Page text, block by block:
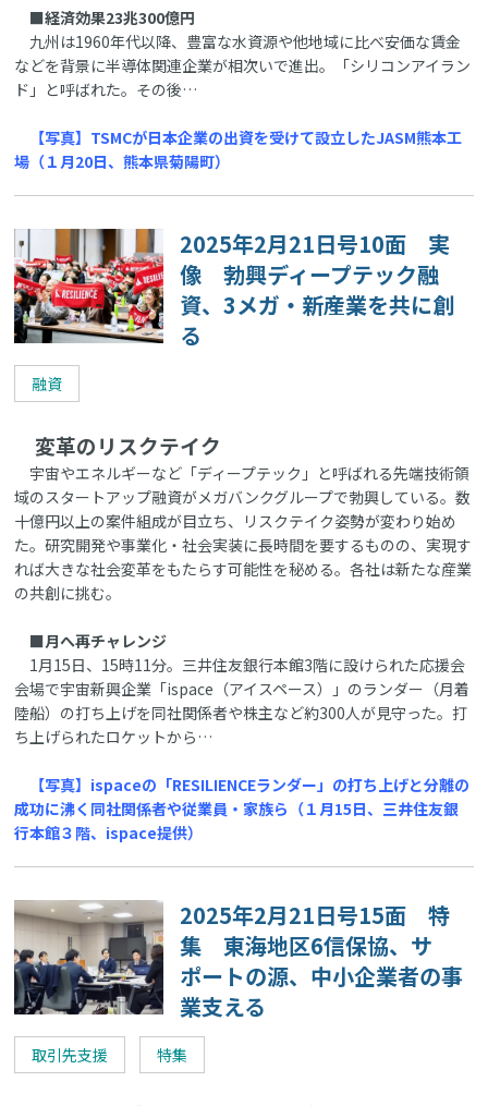
■経済効果23兆300億円
九州は1960年代以降、豊富な水資源や他地域に比べ安価な賃金
などを背景に半導体関連企業が相次いで進出。「シリコンアイラン
ド」と呼ばれた。その後…
【写真】TSMCが日本企業の出資を受けて設立したJASM熊本工
場（１月20日、熊本県菊陽町）
2025年2月21日号10面 実
像 勃興ディープテック融
資、3メガ・新産業を共に創
る
融資
変革のリスクテイク
宇宙やエネルギーなど「ディープテック」と呼ばれる先端技術領
域のスタートアップ融資がメガバンクグループで勃興している。数
十億円以上の案件組成が目立ち、リスクテイク姿勢が変わり始め
た。研究開発や事業化・社会実装に長時間を要するものの、実現す
れば大きな社会変革をもたらす可能性を秘める。各社は新たな産業
の共創に挑む。
■月へ再チャレンジ
1月15日、15時11分。三井住友銀行本館3階に設けられた応援会
会場で宇宙新興企業「ispace（アイスペース）」のランダー（月着
陸船）の打ち上げを同社関係者や株主など約300人が見守った。打
ち上げられたロケットから…
【写真】ispaceの「RESILIENCEランダー」の打ち上げと分離の
成功に沸く同社関係者や従業員・家族ら（１月15日、三井住友銀
行本館３階、ispace提供）
2025年2月21日号15面 特
集 東海地区6信保協、サ
ポートの源、中小企業者の事
業支える
取引先支援 特集